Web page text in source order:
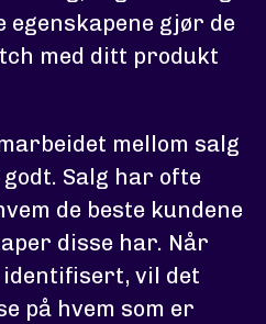
egenskapene gjør de
med ditt produkt
mellom salg
Salg har ofte
de beste kundene
disse har. Når
vil det
på hvem som er